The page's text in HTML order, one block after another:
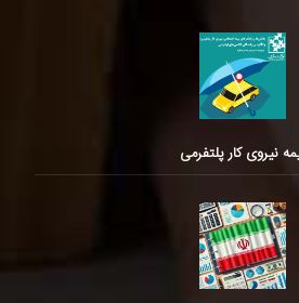
نیروی کار پلتفرمی